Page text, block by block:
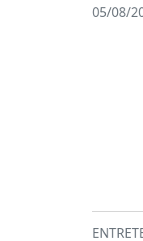
05/08/